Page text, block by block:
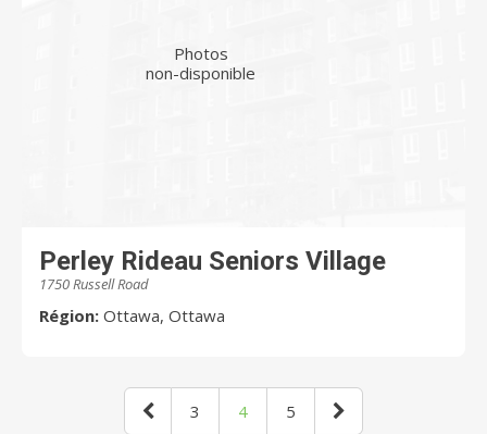
Photos
non-disponible
Perley Rideau Seniors Village
1750 Russell Road
Région: Ottawa, Ottawa
3 4 5